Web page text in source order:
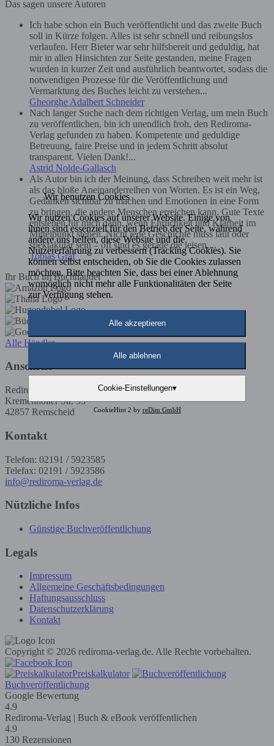
Das sagen unsere Autoren
Ich habe schon ein Buch veröffentlicht und das zweite Buch
soll in Kürze folgen. Alles ist sehr schnell und reibungslos
verlaufen. Herr Bieter war sehr hilfsbereit und geduldig, hat
mir in allen Hinsichten zur Seite gestanden, meine Fragen
wurden in kurzer Zeit und ausführlich beantwortet, sodass die
notwendigen Prozesse für die Veröffentlichung und
Vermarktung des Buches leicht zu verstehen...
Gheorghe Adalbert Schneider
Nach langer Suche nach dem richtigen Verlag, um mein Buch
zu veröffentlichen, bin ich unendlich froh, den Rediroma-
Verlag gefunden zu haben. Kompetente und geduldige
Betreuung, faire Preise und in jedem Schritt absolut
transparent. Vielen Dank!...
Astrid Nolde-Gallasch
Als Autor bin ich der Meinung, dass Schreiben weit mehr ist
als das bloße Aneinanderreihen von Worten. Es ist ein Weg,
Gedanken sichtbar zu machen und Emotionen in eine Form
zu bringen, die andere Menschen erreichen kann. Gute Texte
entstehen für mich dann, wenn Ehrlichkeit und Klarheit im
Mittelpunkt stehen. Nicht jede Geschichte muss laut oder
spektakulär sein – oft sind es gerade die leisen,...
Tobias Graf
Ihr Buch im Buchhandel
Alle Händler
Anschrift
Rediroma-Verlag
Kremenholler Str. 53
42857 Remscheid
Kontakt
Telefon: 02191 / 5923585
Telefax: 02191 / 5923586
info@rediroma-verlag.de
Nützliche Infos
Günstige Buchveröffentlichung
Legals
Impressum
Allgemeine Geschäftsbedingungen
Haftungsausschluss
Datenschutzerklärung
Kontakt
Copyright © 2026 rediroma-verlag.de. Alle Rechte vorbehalten.
Preiskalkulator
Buchveröffentlichung
Google Bewertung
4.9
Rediroma-Verlag | Buch & eBook veröffentlichen
4.9
130 Rezensionen
Wir benutzen Cookies
Wir nutzen Cookies auf unserer Website. Einige von
ihnen sind essenziell für den Betrieb der Seite, während
andere uns helfen, diese Website und die
Nutzererfahrung zu verbessern (Tracking Cookies). Sie
können selbst entscheiden, ob Sie die Cookies zulassen
möchten. Bitte beachten Sie, dass bei einer Ablehnung
womöglich nicht mehr alle Funktionalitäten der Seite
zur Verfügung stehen.
Alle akzeptieren
Alle ablehnen
Cookie-Einstellungen▾
CookieHint 2 by reDim GmbH